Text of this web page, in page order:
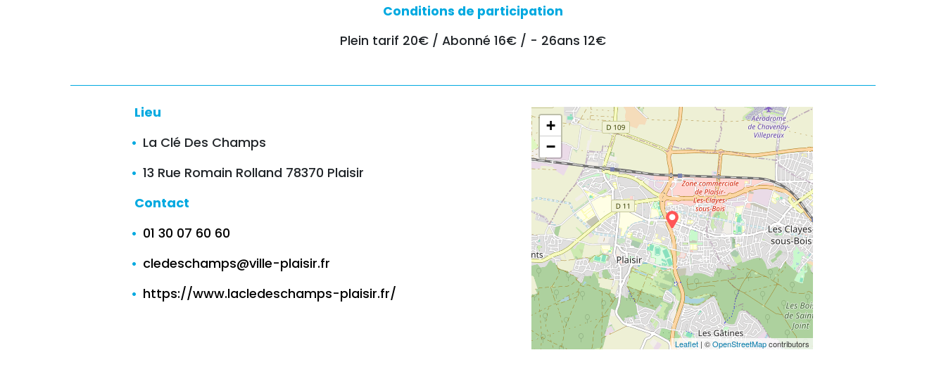
Conditions de participation
Plein tarif 20€ / Abonné 16€ / - 26ans 12€
Lieu
La Clé Des Champs
13 Rue Romain Rolland 78370 Plaisir
Contact
01 30 07 60 60
cledeschamps@ville-plaisir.fr
https://www.lacledeschamps-plaisir.fr/
+
−
Leaflet | ©OpenStreetMapcontributors